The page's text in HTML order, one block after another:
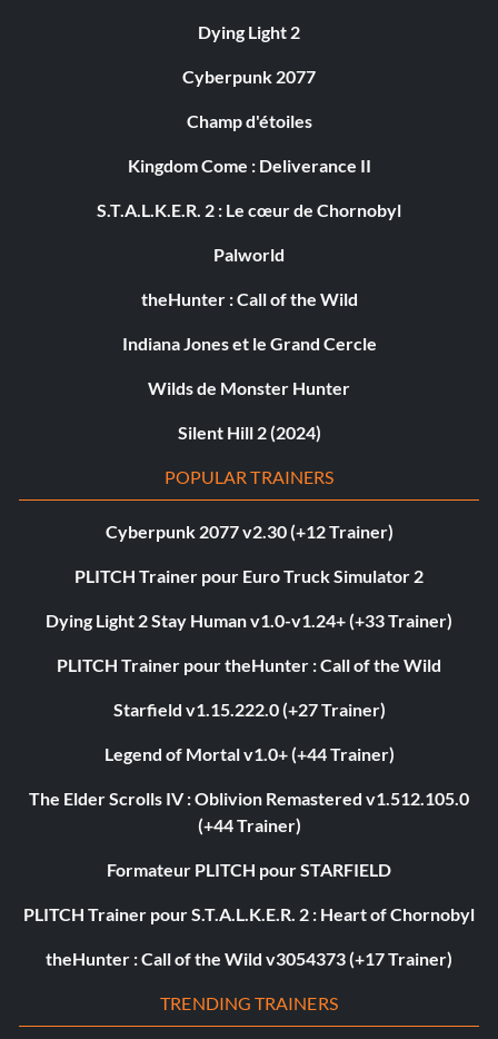
Dying Light 2
Cyberpunk 2077
Champ d'étoiles
Kingdom Come : Deliverance II
S.T.A.L.K.E.R. 2 : Le cœur de Chornobyl
Palworld
theHunter : Call of the Wild
Indiana Jones et le Grand Cercle
Wilds de Monster Hunter
Silent Hill 2 (2024)
POPULAR TRAINERS
Cyberpunk 2077 v2.30 (+12 Trainer)
PLITCH Trainer pour Euro Truck Simulator 2
Dying Light 2 Stay Human v1.0-v1.24+ (+33 Trainer)
PLITCH Trainer pour theHunter : Call of the Wild
Starfield v1.15.222.0 (+27 Trainer)
Legend of Mortal v1.0+ (+44 Trainer)
The Elder Scrolls IV : Oblivion Remastered v1.512.105.0
(+44 Trainer)
Formateur PLITCH pour STARFIELD
PLITCH Trainer pour S.T.A.L.K.E.R. 2 : Heart of Chornobyl
theHunter : Call of the Wild v3054373 (+17 Trainer)
TRENDING TRAINERS